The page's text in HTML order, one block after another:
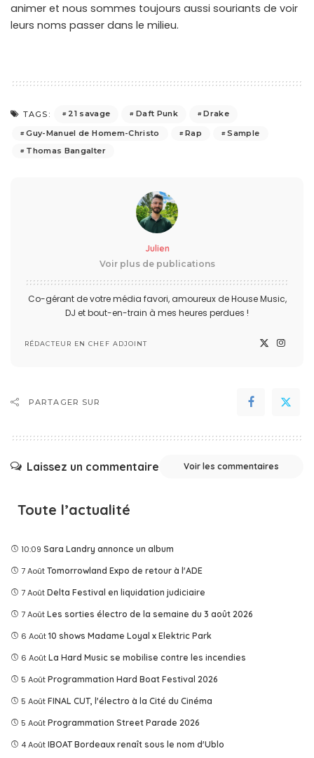
animer et nous sommes toujours aussi souriants de voir
leurs noms passer dans le milieu.
TAGS: 21 savage Daft Punk
Drake
Guy-Manuel de Homem-Christo
Rap
Sample
Thomas Bangalter
Julien
Voir plus de publications
Co-gérant de votre média favori, amoureux de House Music,
DJ et bout-en-train à mes heures perdues !
RÉDACTEUR EN CHEF ADJOINT
PARTAGER SUR
Laissez un commentaire Voir les commentaires
Toute l’actualité
10:09 Sara Landry annonce un album
7 Août Tomorrowland Expo de retour à l'ADE
7 Août Delta Festival en liquidation judiciaire
7 Août Les sorties électro de la semaine du 3 août 2026
6 Août 10 shows Madame Loyal x Elektric Park
6 Août La Hard Music se mobilise contre les incendies
5 Août Programmation Hard Boat Festival 2026
5 Août FINAL CUT, l'électro à la Cité du Cinéma
5 Août Programmation Street Parade 2026
4 Août IBOAT Bordeaux renaît sous le nom d'Ublo